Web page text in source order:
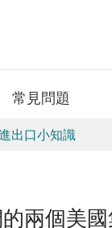
常見問題
出口小知識
的兩個美